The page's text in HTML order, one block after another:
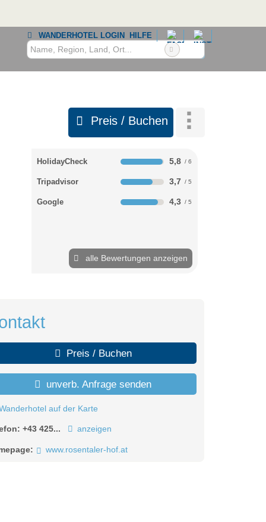
WANDERHOTEL LOGIN HILFE
Preis / Buchen
HolidayCheck 5,8
Tripadvisor 3,7
Google 4,3
alle Bewertungen anzeigen
Preis / Buchen
unverb. Anfrage senden
auf der Karte
+43 425... anzeigen
www.rosentaler-hof.at